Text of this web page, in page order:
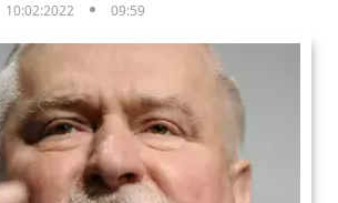
10:02:2022 09:59